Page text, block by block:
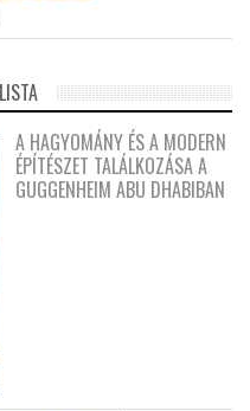
A HAGYOMÁNY ÉS A MODERN
ÉPÍTÉSZET TALÁLKOZÁSA A
GUGGENHEIM ABU DHABIBAN